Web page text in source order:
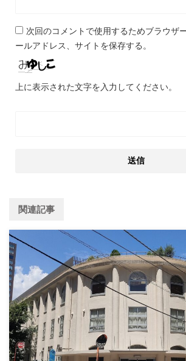
次回のコメントで使用するためブラウザ
ールアドレス、サイトを保存する。
上に表示された文字を入力してください。
関連記事